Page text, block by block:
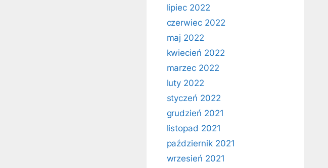
lipiec 2022
czerwiec 2022
maj 2022
kwiecień 2022
marzec 2022
luty 2022
styczeń 2022
grudzień 2021
listopad 2021
październik 2021
wrzesień 2021